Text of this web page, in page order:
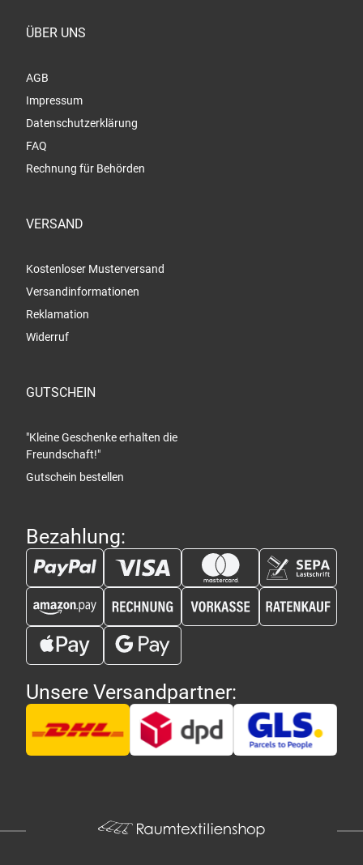
ÜBER UNS
AGB
Impressum
Datenschutzerklärung
FAQ
Rechnung für Behörden
VERSAND
Kostenloser Musterversand
Versandinformationen
Reklamation
Widerruf
GUTSCHEIN
"Kleine Geschenke erhalten die
Freundschaft!"
Gutschein bestellen
Bezahlung:
Unsere Versandpartner: